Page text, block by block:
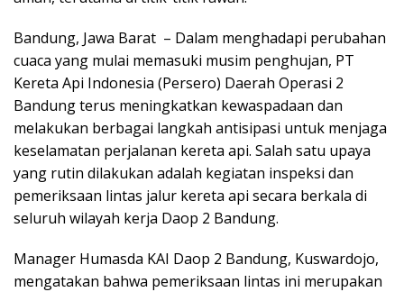
Bandung, Jawa Barat – Dalam menghadapi perubahan
cuaca yang mulai memasuki musim penghujan, PT
Kereta Api Indonesia (Persero) Daerah Operasi 2
Bandung terus meningkatkan kewaspadaan dan
melakukan berbagai langkah antisipasi untuk menjaga
keselamatan perjalanan kereta api. Salah satu upaya
yang rutin dilakukan adalah kegiatan inspeksi dan
pemeriksaan lintas jalur kereta api secara berkala di
seluruh wilayah kerja Daop 2 Bandung.
Manager Humasda KAI Daop 2 Bandung, Kuswardojo,
mengatakan bahwa pemeriksaan lintas ini merupakan